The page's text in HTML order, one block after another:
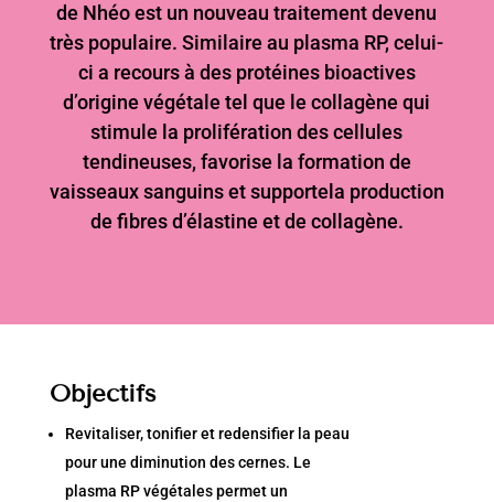
de Nhéo est un nouveau traitement devenu
très populaire. Similaire au plasma RP, celui-
ci a recours à des protéines bioactives
d’origine végétale tel que le collagène qui
stimule la prolifération des cellules
tendineuses, favorise la formation de
vaisseaux sanguins et supportela production
de fibres d’élastine et de collagène.
Objectifs
Revitaliser, tonifier et redensifier la peau
pour une diminution des cernes. Le
plasma RP végétales permet un